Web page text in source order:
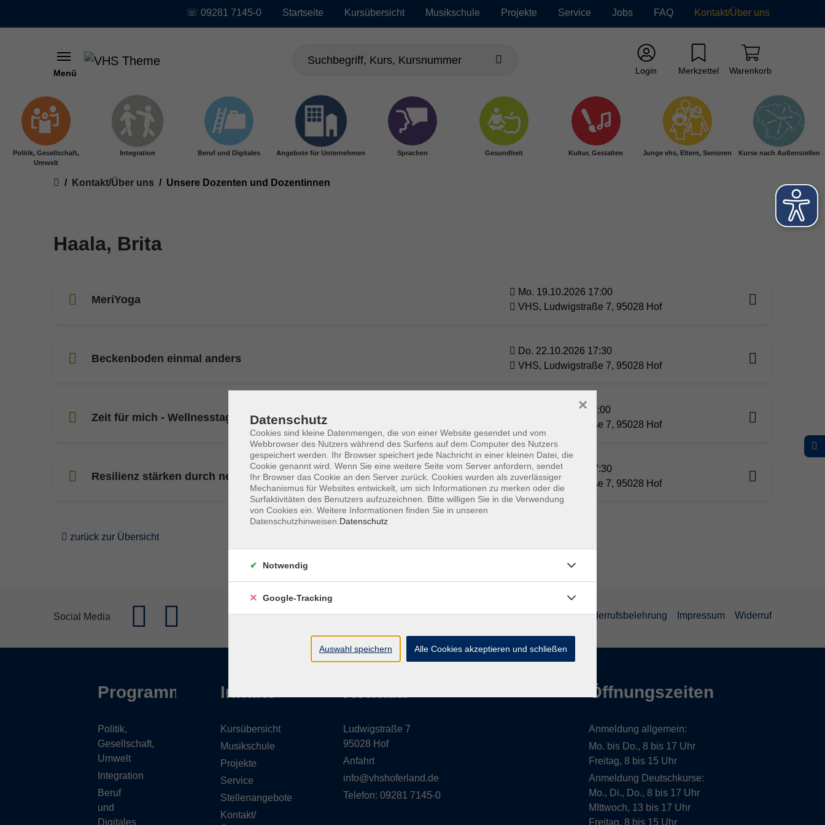
Skip to main content
☏ 09281 7145-0 Startseite Kursübersicht Musikschule Projekte Service Jobs FAQ Kontakt/Über uns
Menü Login Merkzettel Warenkorb
Politik, Gesellschaft,
Umwelt
Integration Beruf und Digitales Angebote für Unternehmen Sprachen Gesundheit Kultur, Gestalten Junge vhs, Eltern, Senioren Kurse nach Außenstellen
You are here:
Kontakt/Über uns Unsere Dozenten und Dozentinnen
Haala, Brita
MeriYoga
Mo. 19.10.2026 17:00
VHS, Ludwigstraße 7, 95028 Hof
Beckenboden einmal anders
Do. 22.10.2026 17:30
VHS, Ludwigstraße 7, 95028 Hof
Zeit für mich - Wellnesstag für Frauen
Sa. 07.11.2026 12:00
VHS, Ludwigstraße 7, 95028 Hof
Resilienz stärken durch neuronales Training und Achtsamkeit
Do. 14.01.2027 17:30
VHS, Ludwigstraße 7, 95028 Hof
zurück zur Übersicht
Social Media AGB Datenschutzerklärung Barrierefreiheitserklärung Widerrufsbelehrung Impressum Widerruf
Programm
Politik,
Gesellschaft,
Umwelt
Integration
Beruf
und
Digitales
Inhalte
Kursübersicht
Musikschule
Projekte
Service
Stellenangebote
Kontakt/
Ludwigstraße 7
95028 Hof
Anfahrt
info@vhshoferland.de
Telefon: 09281 7145-0
Öffnungszeiten
Anmeldung allgemein:
Mo. bis Do., 8 bis 17 Uhr
Freitag, 8 bis 15 Uhr
Anmeldung Deutschkurse:
Mo., Di., Do., 8 bis 17 Uhr
MIttwoch, 13 bis 17 Uhr
Freitag, 8 bis 15 Uhr
Datenschutz
Cookies sind kleine Datenmengen, die von einer Website gesendet und vom
Webbrowser des Nutzers während des Surfens auf dem Computer des Nutzers
gespeichert werden. Ihr Browser speichert jede Nachricht in einer kleinen Datei, die
Cookie genannt wird. Wenn Sie eine weitere Seite vom Server anfordern, sendet
Ihr Browser das Cookie an den Server zurück. Cookies wurden als zuverlässiger
Mechanismus für Websites entwickelt, um sich Informationen zu merken oder die
Surfaktivitäten des Benutzers aufzuzeichnen. Bitte willigen Sie in die Verwendung
von Cookies ein. Weitere Informationen finden Sie in unseren
Datenschutzhinweisen. Datenschutz
×
Notwendig
Google-Tracking
Auswahl speichern Alle Cookies akzeptieren und schließen